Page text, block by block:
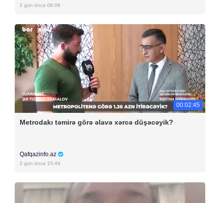
2 gün öncə 08:08
00:02:45
Metrodakı təmirə görə əlavə xərcə düşəcəyik?
Qafqazinfo.az
2 gün öncə 15:49